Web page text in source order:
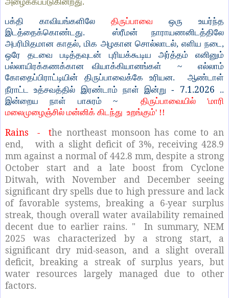
அழைக்கப்படுகின்றது.
பக்தி காவியங்களிலே திருப்பாவை ஒரு உயர்ந்த
இடத்தைக்கொண்டது. ஸ்ரீமன் நாராயணனிடத்திலே
அபரிமிதமான காதல், மிக அழகான சொல்லாடல், எளிய நடை,
ஒரே தடவை படித்தவுடன் புரியக்கூடிய அர்த்தம் எனினும்
பல்லாயிரக்கணக்கான வியாக்கியானங்கள் ~ எல்லாம்
கோதைப்பிராட்டியின் திருப்பாவைக்கே உரியன. ஆண்டாள்
நீராட்ட உத்சவத்தில் இரண்டாம் நாள் இன்று - 7.1.2026 ..
இன்றைய நாள் பாசுரம் ~ திருப்பாவையில் 'மாரி
மலைமுழைஞ்சில் மன்னிக் கிடந்து உறங்கும்' !!
Rains - the northeast monsoon has come to an
end, with a slight deficit of 3%, receiving 428.9
mm against a normal of 442.8 mm, despite a strong
October start and a late boost from Cyclone
Ditwah, with November and December seeing
significant dry spells due to high pressure and lack
of favorable systems, breaking a 6-year surplus
streak, though overall water availability remained
decent due to earlier rains. " In summary, NEM
2025 was characterized by a strong start, a
significant dry mid-season, and a slight overall
deficit, breaking a streak of surplus years, but
water resources largely managed due to other
factors.